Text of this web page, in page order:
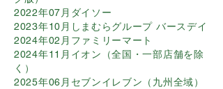
2022年07月ダイソー
2023年10月しまむらグループ バースデイ
2024年02月ファミリーマート
2024年11月イオン（全国・一部店舗を除
く）
2025年06月セブンイレブン（九州全域）